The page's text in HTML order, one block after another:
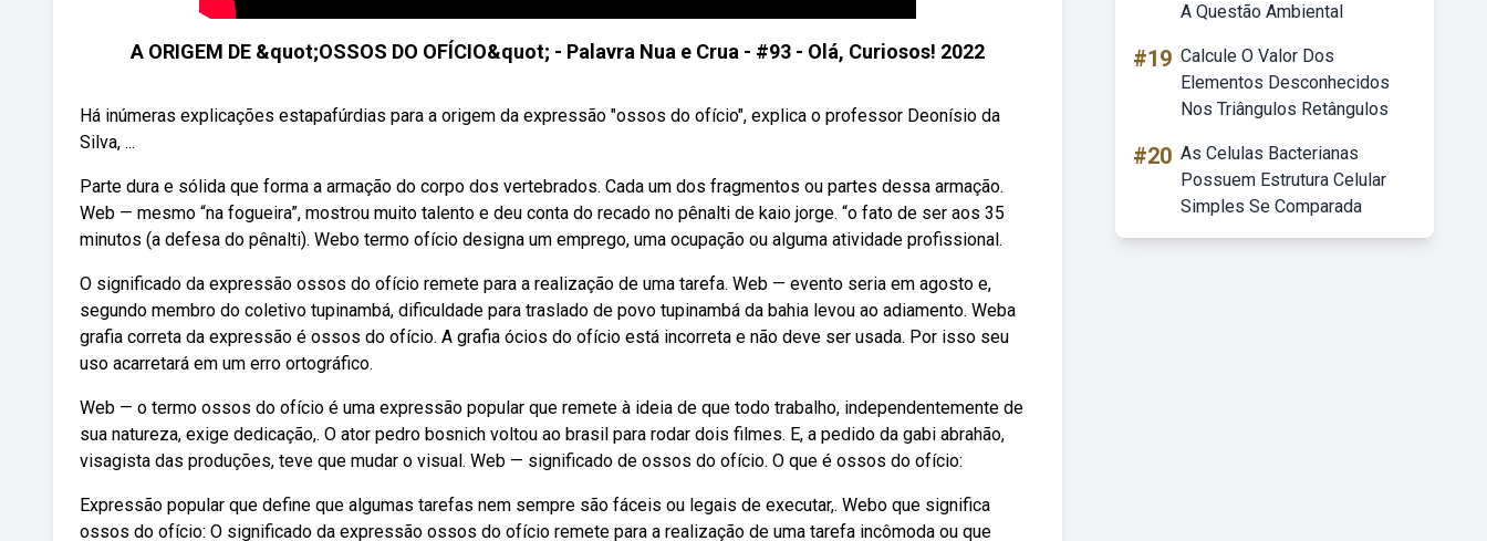
A ORIGEM DE &quot;OSSOS DO OFÍCIO&quot; - Palavra Nua e Crua - #93 - Olá, Curiosos! 2022
Há inúmeras explicações estapafúrdias para a origem da expressão "ossos do ofício", explica o professor Deonísio da
Silva, ...
Parte dura e sólida que forma a armação do corpo dos vertebrados. Cada um dos fragmentos ou partes dessa armação.
Web — mesmo “na fogueira”, mostrou muito talento e deu conta do recado no pênalti de kaio jorge. “o fato de ser aos 35
minutos (a defesa do pênalti). Webo termo ofício designa um emprego, uma ocupação ou alguma atividade profissional.
O significado da expressão ossos do ofício remete para a realização de uma tarefa. Web — evento seria em agosto e,
segundo membro do coletivo tupinambá, dificuldade para traslado de povo tupinambá da bahia levou ao adiamento. Weba
grafia correta da expressão é ossos do ofício. A grafia ócios do ofício está incorreta e não deve ser usada. Por isso seu
uso acarretará em um erro ortográfico.
Web — o termo ossos do ofício é uma expressão popular que remete à ideia de que todo trabalho, independentemente de
sua natureza, exige dedicação,. O ator pedro bosnich voltou ao brasil para rodar dois filmes. E, a pedido da gabi abrahão,
visagista das produções, teve que mudar o visual. Web — significado de ossos do ofício. O que é ossos do ofício:
Expressão popular que define que algumas tarefas nem sempre são fáceis ou legais de executar,. Webo que significa
ossos do ofício: O significado da expressão ossos do ofício remete para a realização de uma tarefa incômoda ou que
A Questão Ambiental
#19 Calcule O Valor Dos
Elementos Desconhecidos
Nos Triângulos Retângulos
#20 As Celulas Bacterianas
Possuem Estrutura Celular
Simples Se Comparada